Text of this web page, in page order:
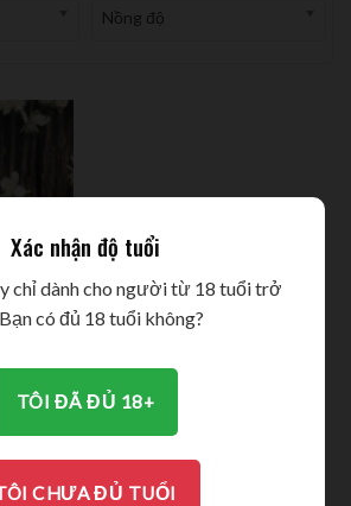
Nồng độ
Xác nhận độ tuổi
chỉ dành cho người từ 18 tuổi trở
có đủ 18 tuổi không?
TÔI ĐÃ ĐỦ 18+
CHƯA ĐỦ TUỔI